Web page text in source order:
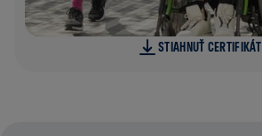
STIAHNUŤ CERTIFIKÁT